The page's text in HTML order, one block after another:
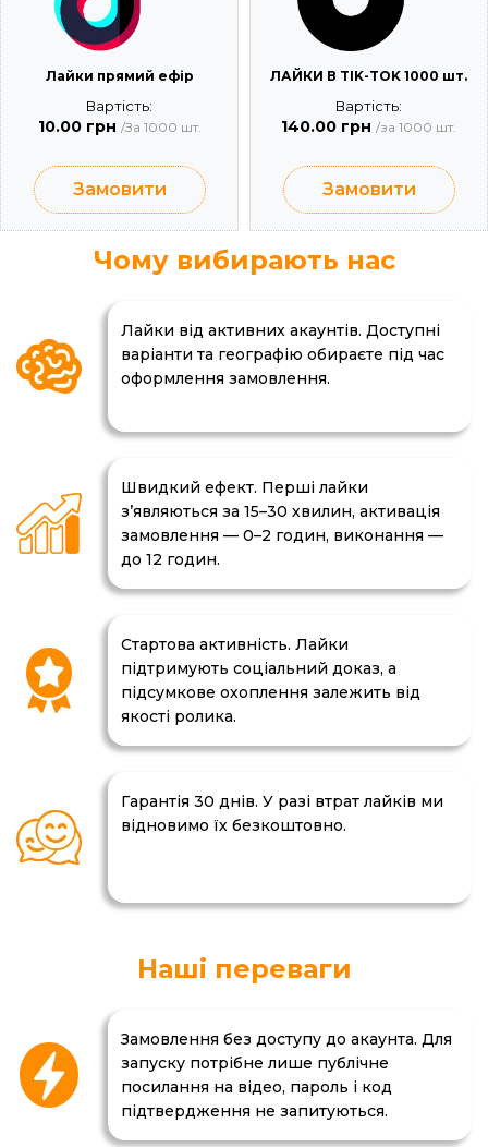
Лайки прямий ефір
Вартість:
10.00 грн /За 1000 шт.
Замовити
ЛАЙКИ В TIK-TOK 1000 шт.
Вартість:
140.00 грн /за 1000 шт.
Замовити
Чому вибирають нас
Лайки від активних акаунтів. Доступні
варіанти та географію обираєте під час
оформлення замовлення.
Швидкий ефект. Перші лайки
з’являються за 15–30 хвилин, активація
замовлення — 0–2 годин, виконання —
до 12 годин.
Стартова активність. Лайки
підтримують соціальний доказ, а
підсумкове охоплення залежить від
якості ролика.
Гарантія 30 днів. У разі втрат лайків ми
відновимо їх безкоштовно.
Наші переваги
Замовлення без доступу до акаунта. Для
запуску потрібне лише публічне
посилання на відео, пароль і код
підтвердження не запитуються.